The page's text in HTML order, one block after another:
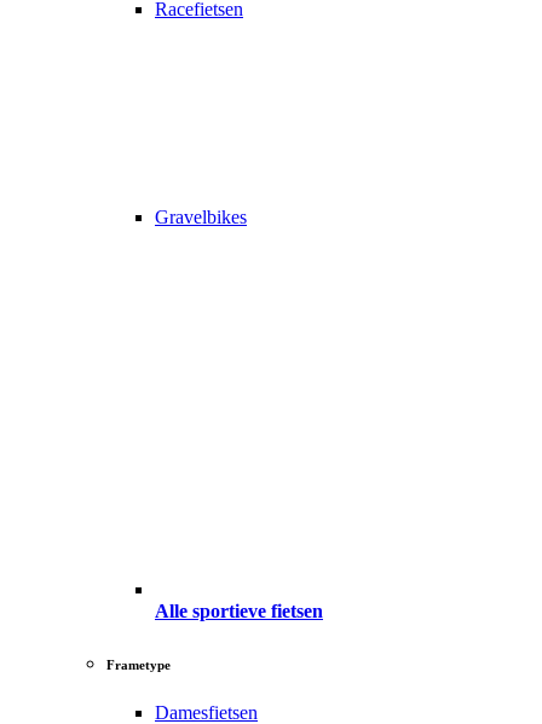
Racefietsen
Gravelbikes
Alle sportieve fietsen
Frametype
Damesfietsen